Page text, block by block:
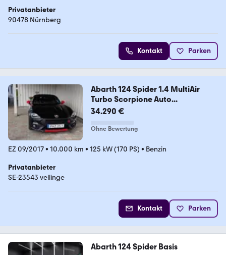
Privatanbieter
90478 Nürnberg
Kontakt Parken
Abarth 124 Spider 1.4 MultiAir
Turbo Scorpione Auto...
34.290 €
Ohne Bewertung
EZ 09/2017• 10.000 km • 125 kW (170 PS) • Benzin
Privatanbieter
SE-23543 vellinge
Kontakt Parken
Abarth 124 Spider Basis